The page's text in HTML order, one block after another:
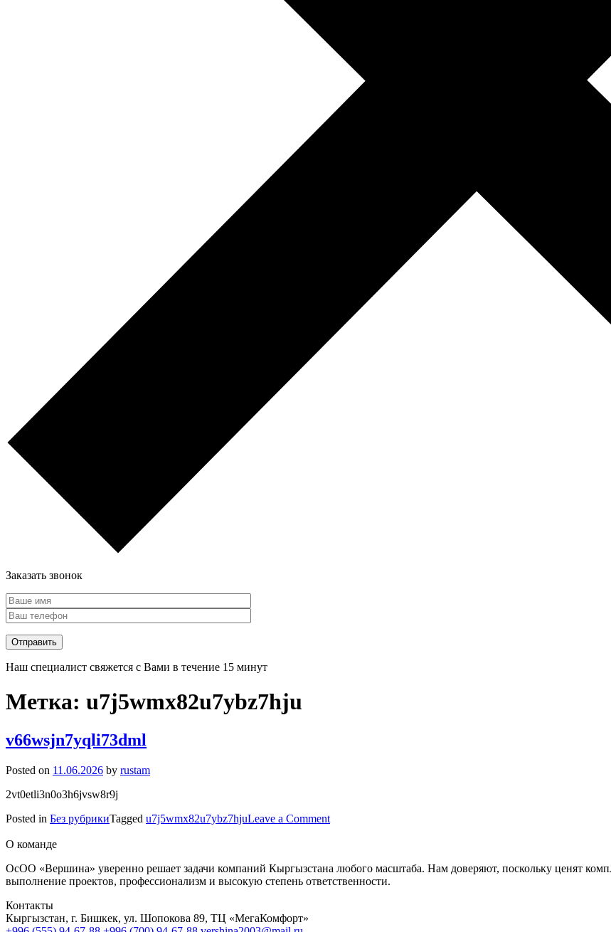
Заказать звонок
Наш специалист свяжется с Вами в течение 15 минут
Метка: u7j5wmx82u7ybz7hju
v66wsjn7yqli73dml
Posted on 11.06.2026 by rustam
2vt0etli3n0o3h6jvsw8r9j
Posted in Без рубрикиTagged u7j5wmx82u7ybz7hjuLeave a Commenton
О команде
ОсОО «Вершина» уверенно решает задачи компаний Кыргызстана любого масштаба. Нам доверяют, поскольку ценят
выполнение проектов, профессионализм и высокую степень ответственности.
Контакты
Кыргызстан, г. Бишкек, ул. Шопокова 89, ТЦ «МегаКомфорт»